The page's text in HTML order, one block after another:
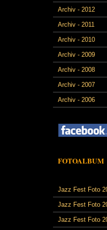
Archiv - 2012
Archiv - 2011
Archiv - 2010
Archiv - 2009
Archiv - 2008
Archiv - 2007
Archiv - 2006
FOTOALBUM
Jazz Fest Foto
Jazz Fest Foto
Jazz Fest Foto